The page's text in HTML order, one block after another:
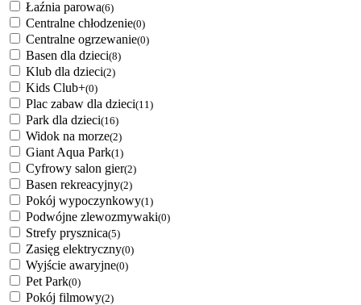
Łaźnia parowa(6)
Centralne chłodzenie(0)
Centralne ogrzewanie(0)
Basen dla dzieci(8)
Klub dla dzieci(2)
Kids Club+(0)
Plac zabaw dla dzieci(11)
Park dla dzieci(16)
Widok na morze(2)
Giant Aqua Park(1)
Cyfrowy salon gier(2)
Basen rekreacyjny(2)
Pokój wypoczynkowy(1)
Podwójne zlewozmywaki(0)
Strefy prysznica(5)
Zasięg elektryczny(0)
Wyjście awaryjne(0)
Pet Park(0)
Pokój filmowy(2)